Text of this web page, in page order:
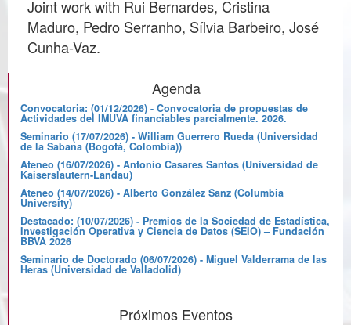
Joint work with Rui Bernardes, Cristina
Maduro, Pedro Serranho, Sílvia Barbeiro, José
Agenda
Convocatoria: (01/12/2026) - Convocatoria de propuestas de
Actividades del IMUVA financiables parcialmente. 2026.
Seminario (17/07/2026) - William Guerrero Rueda (Universidad
de la Sabana (Bogotá, Colombia))
Ateneo (16/07/2026) - Antonio Casares Santos (Universidad de
Kaiserslautern-Landau)
Ateneo (14/07/2026) - Alberto González Sanz (Columbia
University)
Destacado: (10/07/2026) - Premios de la Sociedad de Estadística,
Investigación Operativa y Ciencia de Datos (SEIO) – Fundación
BBVA 2026
Seminario de Doctorado (06/07/2026) - Miguel Valderrama de las
Heras (Universidad de Valladolid)
Próximos Eventos